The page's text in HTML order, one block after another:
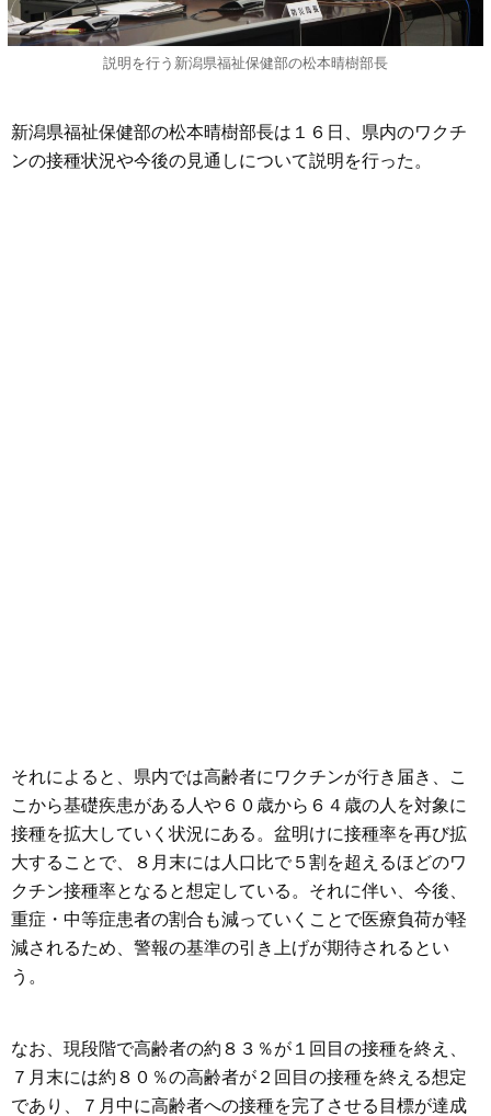
説明を行う新潟県福祉保健部の松本晴樹部長
新潟県福祉保健部の松本晴樹部長は１６日、県内のワクチ
ンの接種状況や今後の見通しについて説明を行った。
それによると、県内では高齢者にワクチンが行き届き、こ
こから基礎疾患がある人や６０歳から６４歳の人を対象に
接種を拡大していく状況にある。盆明けに接種率を再び拡
大することで、８月末には人口比で５割を超えるほどのワ
クチン接種率となると想定している。それに伴い、今後、
重症・中等症患者の割合も減っていくことで医療負荷が軽
減されるため、警報の基準の引き上げが期待されるとい
う。
なお、現段階で高齢者の約８３％が１回目の接種を終え、
７月末には約８０％の高齢者が２回目の接種を終える想定
であり、７月中に高齢者への接種を完了させる目標が達成